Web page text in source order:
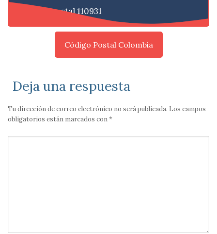
Código postal 110931
Código Postal Colombia
Deja una respuesta
Tu dirección de correo electrónico no será publicada. Los campos
obligatorios están marcados con*